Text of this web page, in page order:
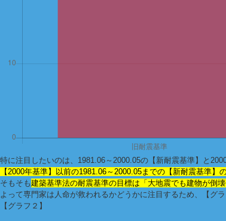
特に注目したいのは、1981.06～2000.05の【新耐震基準】と
【2000年基準】以前の1981.06～2000.05までの【新耐震基準】
そもそも建築基準法の耐震基準の目標は「大地震でも建物が倒
よって専門家は人命が救われるかどうかに注目するため、【グ
【グラフ２】